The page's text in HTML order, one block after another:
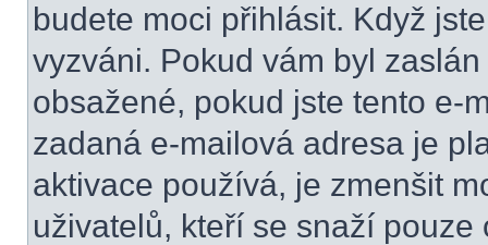
budete moci přihlásit. Když
vyzváni. Pokud vám byl
obsažené, pokud jste tento e-
zadaná e-mailová adresa je
aktivace používá, je zmenšit
uživatelů, kteří se snaží